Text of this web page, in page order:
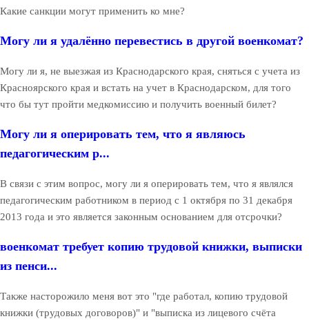
Какие санкции могут применить ко мне?
Могу ли я удалённо перевестись в другой военкомат?
Могу ли я, не выезжая из Краснодарского края, сняться с учета из
Красноярского края и встать на учет в Краснодарском, для того
что бы тут пройти медкомиссию и получить военный билет?
Могу ли я оперировать тем, что я являюсь
педагогическим р...
В связи с этим вопрос, могу ли я оперировать тем, что я являлся
педагогическим работником в период с 1 октября по 31 декабря
2013 года и это является законным основанием для отсрочки?
военкомат требует копию трудовой книжки, выписки
из пенси...
Также насторожило меня вот это "где работал, копию трудовой
книжки (трудовых договоров)" и "выписка из лицевого счёта